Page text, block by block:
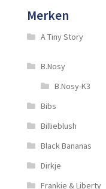
Merken
A Tiny Story
B.Nosy
B.Nosy-K3
Bibs
Billieblush
Black Bananas
Dirkje
Frankie & Liberty